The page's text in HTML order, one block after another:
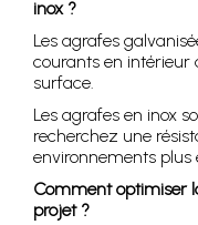
inox ?
Les agrafes
courants en intérieur
surface.
Les agrafes en inox
recherchez une
environnements plus
Comment optimiser
projet ?